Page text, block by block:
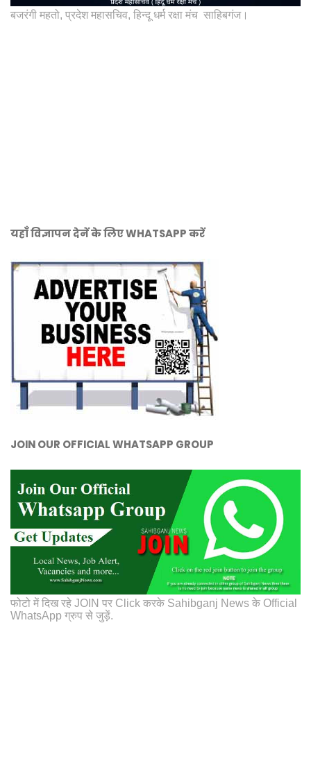
बजरंगी महतो, प्रदेश महासचिव, हिन्दू धर्म रक्षा मंच साहिबगंज।
यहाँ विज्ञापन देनें के लिए WHATSAPP करें
JOIN OUR OFFICIAL WHATSAPP GROUP
फोटो में दिख रहे JOIN पर Click करके Sahibganj News के Official
WhatsApp ग्रुप से जुड़ें.